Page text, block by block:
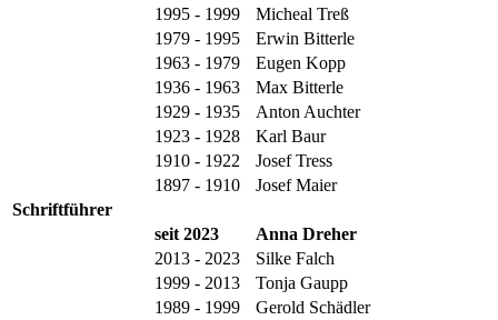
1995 - 1999
Micheal Treß
1979 - 1995
Erwin Bitterle
1963 - 1979
Eugen Kopp
1936 - 1963
Max Bitterle
1929 - 1935
Anton Auchter
1923 - 1928
Karl Baur
1910 - 1922
Josef Tress
1897 - 1910
Josef Maier
Schriftführer
seit 2023
Anna Dreher
2013 - 2023
Silke Falch
1999 - 2013
Tonja Gaupp
1989 - 1999
Gerold Schädler